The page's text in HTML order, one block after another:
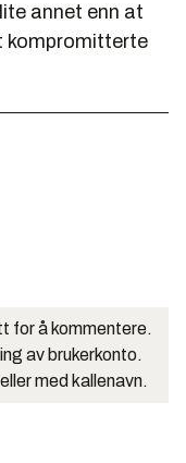
annet enn at
kompromitterte
for å kommentere.
av brukerkonto.
med kallenavn.